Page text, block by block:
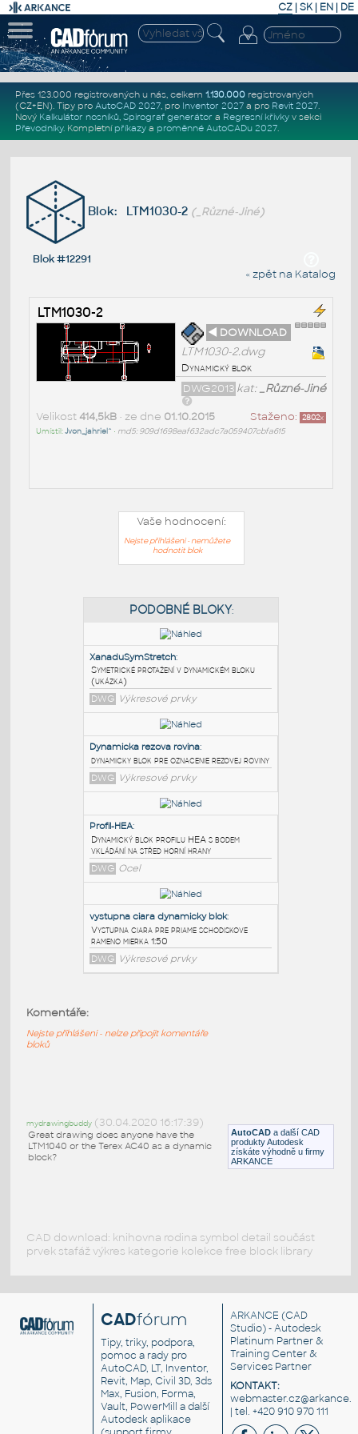
CZ | SK| EN | DE
Přes 123.000 registrovaných u nás, celkem 1.130.000registrovaných
(CZ+EN). Tipy pro AutoCAD 2027, pro Inventor 2027a pro Revit 2027.
Nový Kalkulátor nosníků, Spirograf generátor a Regresní křivkyv sekci
Převodníky. Kompletní příkazya proměnné AutoCADu 2027.
Blok: LTM1030-2 (_Různé-Jiné)
Blok #12291
« zpět na Katalog
LTM1030-2
◄ DOWNLOAD
LTM1030-2.dwg
Dynamický blok
kat:_Různé-Jiné
DWG2013
Staženo: 2802x
Velikost 414,5kB• ze dne 01.10.2015
Umístil:Jvon_jahriel^ • md5: 909d1698eaf632adc7a059407cbfa615
Vaše hodnocení:
Nejste přihlášeni - nemůžete
hodnotit blok
PODOBNÉ BLOKY
XanaduSymStretch:
Symetrické protažení v dynamickém bloku
DWG
Dynamicka rezova rovina:
dynamicky blok pre oznacenie rezovej roviny
DWG Výkresové prvky
Profil-HEA:
DWG Výkresové prvkyAutoCAD a další CAD
produkty Autodesk
získáte výhodně u firmy
ARKANCE
Komentáře:
Nejste přihlášeni - nelze připojit komentáře
bloků
mydrawingbuddy (30.04.2020 16:17:39)
Great drawing does anyone have the
LTM1040 or the Terex AC40 as a dynamic
block?
CAD download: knihovna rodina symbol detail součást
prvek stafáž výkres kategorie kolekce free block library
CADfórum
Tipy, triky, podpora,
pomoc a rady pro
AutoCAD, LT, Inventor,
Revit, Map, Civil 3D, 3ds
Max, Fusion, Forma,
Vault, PowerMill a další
Autodesk aplikace
ARKANCE (CAD
Studio) - Autodesk
Platinum Partner &
Training Center &
Services Partner
KONTAKT:
| tel. +420 910 970 111